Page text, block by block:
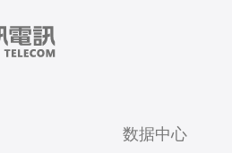
数据中心